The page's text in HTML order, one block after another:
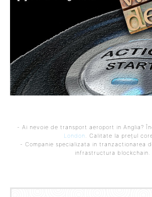
- Ai nevoie de transport aeroport in Anglia?
London. Calitate la prețul
- Companie specializata in tranzactionarea
infrastructura blockchain.